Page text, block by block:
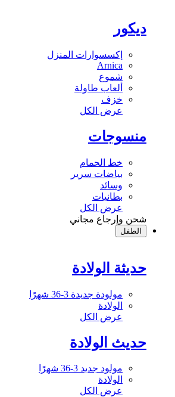
ديكور
إكسسوارات المنزل
Arnica
شموع
ألعاب طاولة
خزف
عرض الكل
منسوجات
خط الحمام
بياضات سرير
وسائد
بطانيات
عرض الكل
شحن وإرجاع مجاني
الطفل
حديثة الولادة
مولودة جديدة 3-36 شهرًا
الولادة
عرض الكل
حديث الولادة
مولود جديد 3-36 شهرًا
الولادة
عرض الكل